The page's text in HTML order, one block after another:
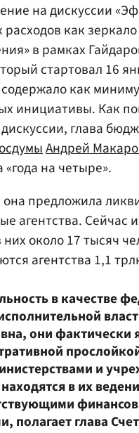
на дискуссии
как зеркало
в рамках
стартовал 16
как
инициативы. Как
глава
Андрей
«года на четыре».
предложила
агентства. Сейчас
около 17 тысяч
агентства 1,1
в качестве
они фактически
и
в их
полагает глава